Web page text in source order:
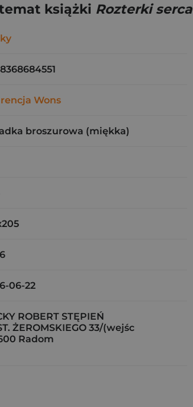
książki Rozterki serca
Wons
broszurowa (miękka)
06-22
ROBERT STĘPIEŃ
ŻEROMSKIEGO 33/(wejśc
Radom